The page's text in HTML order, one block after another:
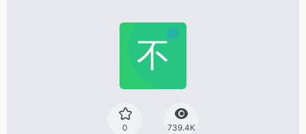
0 739.4K